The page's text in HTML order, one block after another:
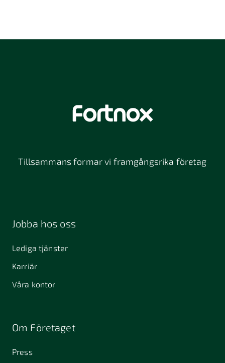
Tillsammans formar vi framgångsrika företag
Jobba hos oss
Lediga tjänster
Karriär
Våra kontor
Om Företaget
Press